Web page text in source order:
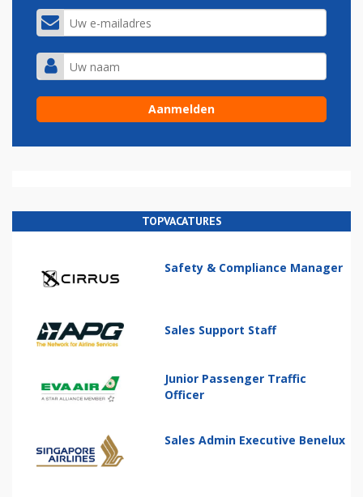
TOPVACATURES
Safety & Compliance Manager
Sales Support Staff
Junior Passenger Traffic
Officer
Sales Admin Executive Benelux